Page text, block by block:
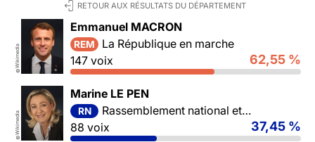
RETOUR AUX RÉSULTATS DU DÉPARTEMENT
©
Wikimedia
Emmanuel MACRON
REM
La République en marche
147 voix
62,55 %
©
Wikimedia
Marine LE PEN
RN
Rassemblement national et ses alliés
88 voix
37,45 %